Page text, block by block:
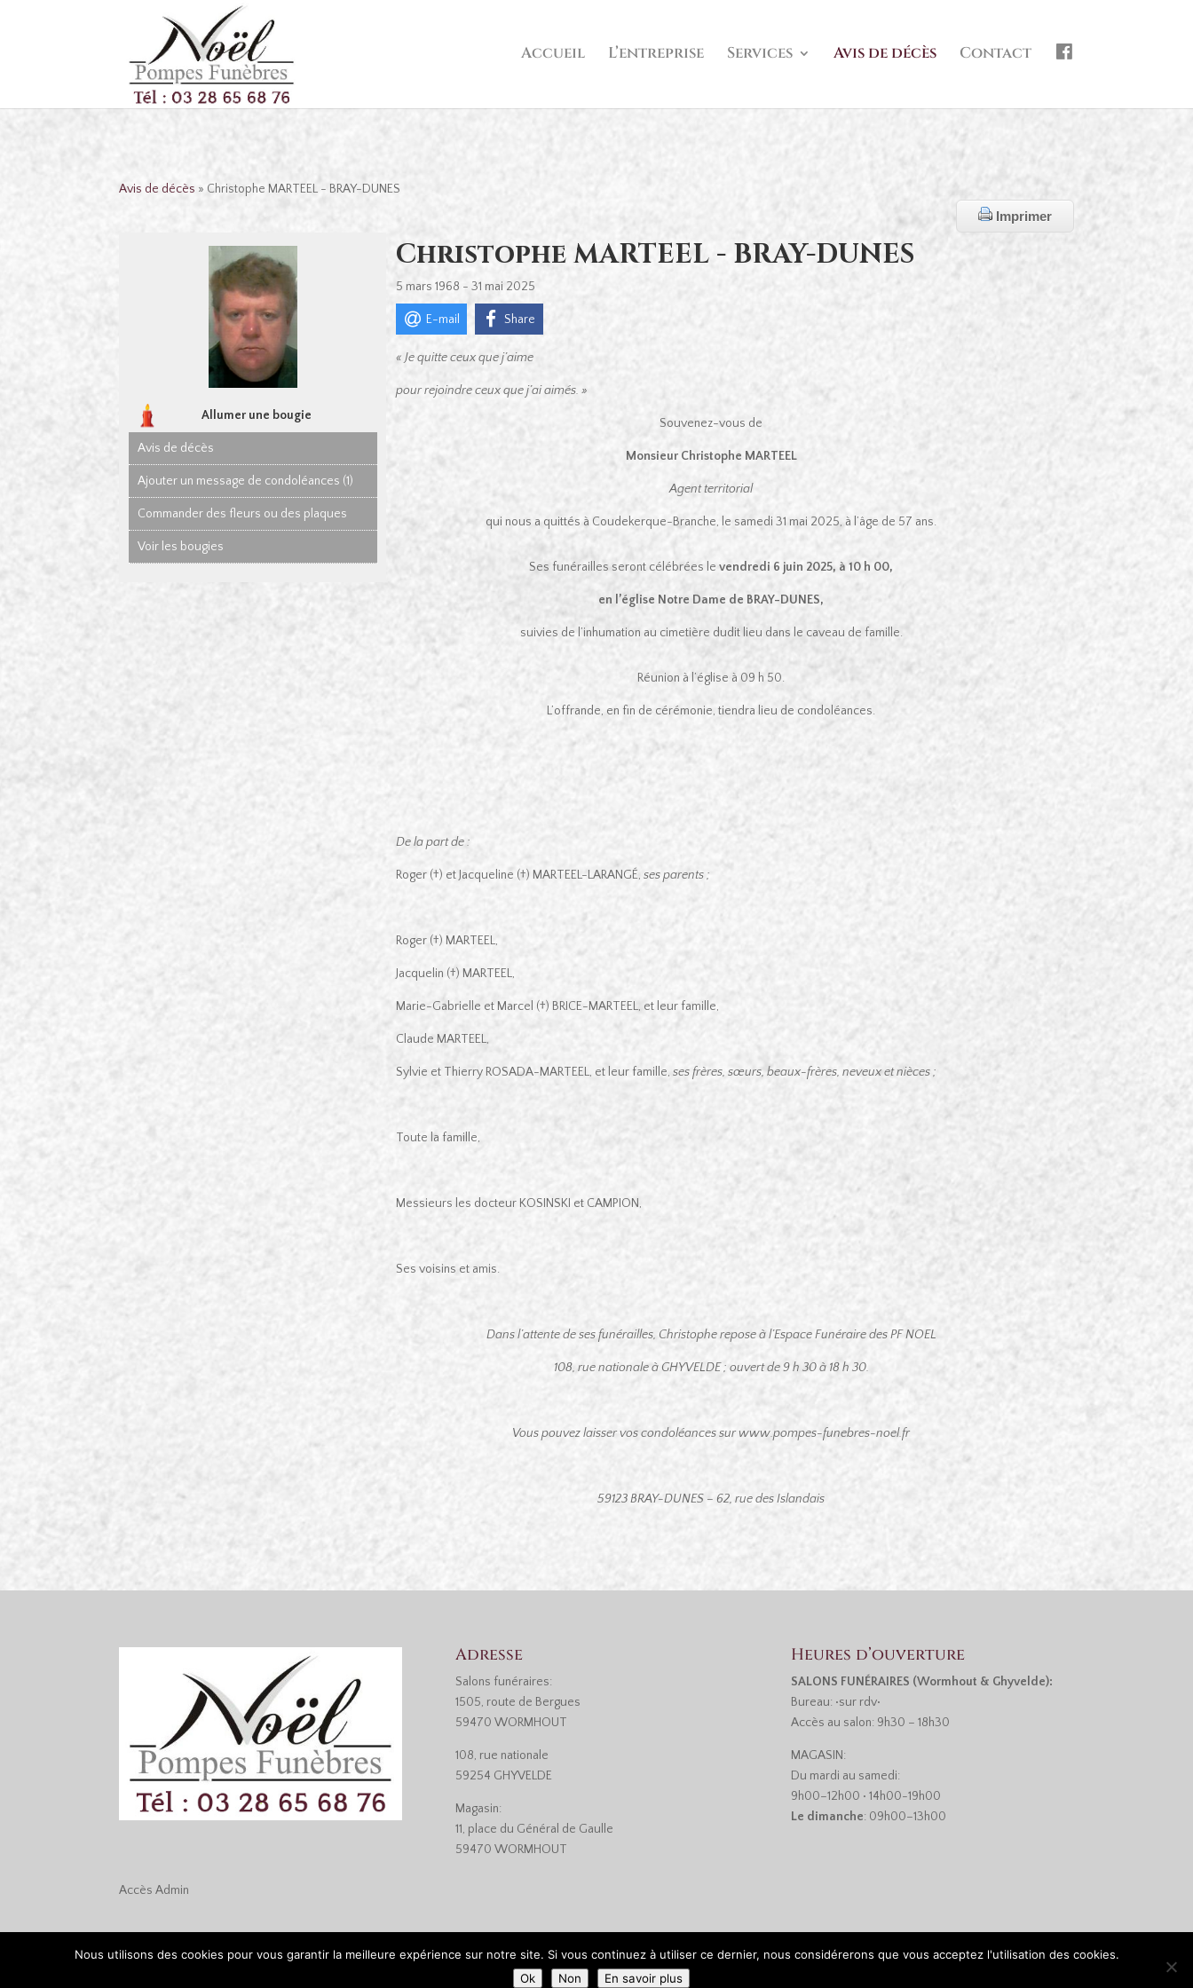
Accueil L’entreprise Services Avis de décès Contact
Avis de décès » Christophe MARTEEL - BRAY-DUNES
Imprimer
Allumer une bougie
Avis de décès
Ajouter un message de condoléances (1)
Commander des fleurs ou des plaques
Voir les bougies
Christophe MARTEEL - BRAY-DUNES
5 mars 1968 - 31 mai 2025
E-mail Share
« Je quitte ceux que j’aime
pour rejoindre ceux que j’ai aimés. »
Souvenez-vous de
Monsieur Christophe MARTEEL
Agent territorial
qui nous a quittés à Coudekerque-Branche, le samedi 31 mai 2025, à l’âge de 57 ans.
Ses funérailles seront célébrées levendredi 6 juin 2025, à 10 h 00,
en l’église Notre Dame de BRAY-DUNES,
suivies de l’inhumation au cimetière dudit lieu dans le caveau de famille.
Réunion à l’église à 09 h 50.
L’offrande, en fin de cérémonie, tiendra lieu de condoléances.
De la part de :
Roger (†) et Jacqueline (†) MARTEEL-LARANGÉ,ses parents ;
Roger (†) MARTEEL,
Jacquelin (†) MARTEEL,
Marie-Gabrielle et Marcel (†) BRICE-MARTEEL, et leur famille,
Claude MARTEEL,
Sylvie et Thierry ROSADA-MARTEEL, et leur famille,ses frères, sœurs, beaux-frères, neveux et nièces ;
Toute la famille,
Messieurs les docteur KOSINSKI et CAMPION,
Ses voisins et amis.
Dans l’attente de ses funérailles, Christophe repose à l’Espace Funéraire des PF NOEL
108, rue nationale à GHYVELDE ; ouvert de 9 h 30 à 18 h 30.
Vous pouvez laisser vos condoléances sur www.pompes-funebres-noel.fr
59123 BRAY-DUNES – 62, rue des Islandais
AccèsAdmin
Adresse
Salons funéraires:
1505, route de Bergues
59470 WORMHOUT
108, rue nationale
59254 GHYVELDE
Magasin:
11, place du Général de Gaulle
59470 WORMHOUT
Heures d’ouverture
SALONS FUNÉRAIRES (Wormhout & Ghyvelde):
Bureau: •sur rdv•
Accès au salon: 9h30 – 18h30
MAGASIN:
Du mardi au samedi:
9h00–12h00 • 14h00-19h00
Le dimanche: 09h00–13h00
Mentions légales et politique de confidentialité
Nous utilisons des cookies pour vous garantir la meilleure expérience sur notre site. Si vous continuez à utiliser ce dernier, nous considérerons que vous acceptez l'utilisation des cookies.
Ok
Non En savoir plus